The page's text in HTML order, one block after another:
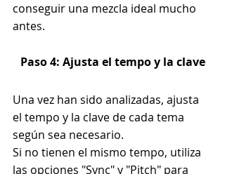
conseguir una mezcla ideal mucho
antes.
Paso 4: Ajusta el tempo y la clave
Una vez han sido analizadas, ajusta
el tempo y la clave de cada tema
según sea necesario.
Si no tienen el mismo tempo, utiliza
las opciones "Sync" y "Pitch" para